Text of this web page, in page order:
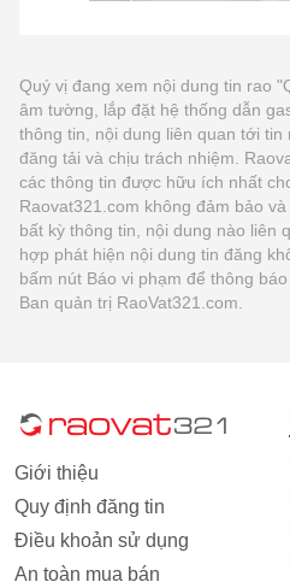
Quý vị đang xem nội dung tin rao
âm tường, lắp đặt hệ thống dẫn
thông tin, nội dung liên quan tới
đăng tải và chịu trách nhiệm.
các thông tin được hữu ích nhất
Raovat321.com không đảm bảo
bất kỳ thông tin, nội dung nào liên
hợp phát hiện nội dung tin đăng
bấm nút Báo vi phạm để thông
Ban quản trị RaoVat321.com.
Giới thiệu
Quy định đăng tin
Điều khoản sử dụng
An toàn mua bán